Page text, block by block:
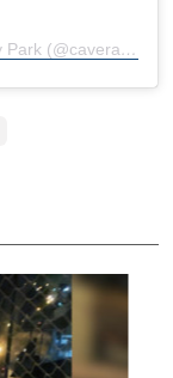
Um post compartilhado por Caverá Country Park (@caveracountrypark)